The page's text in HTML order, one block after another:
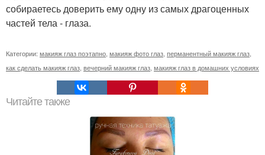
собираетесь доверить ему одну из самых драгоценных
частей тела - глаза.
Категории: макияж глаз поэтапно макияж фото глаз перманентный макияж глаз
как сделать макияж глаз вечерний макияж глаз макияж глаз в домашних условиях
Читайте также